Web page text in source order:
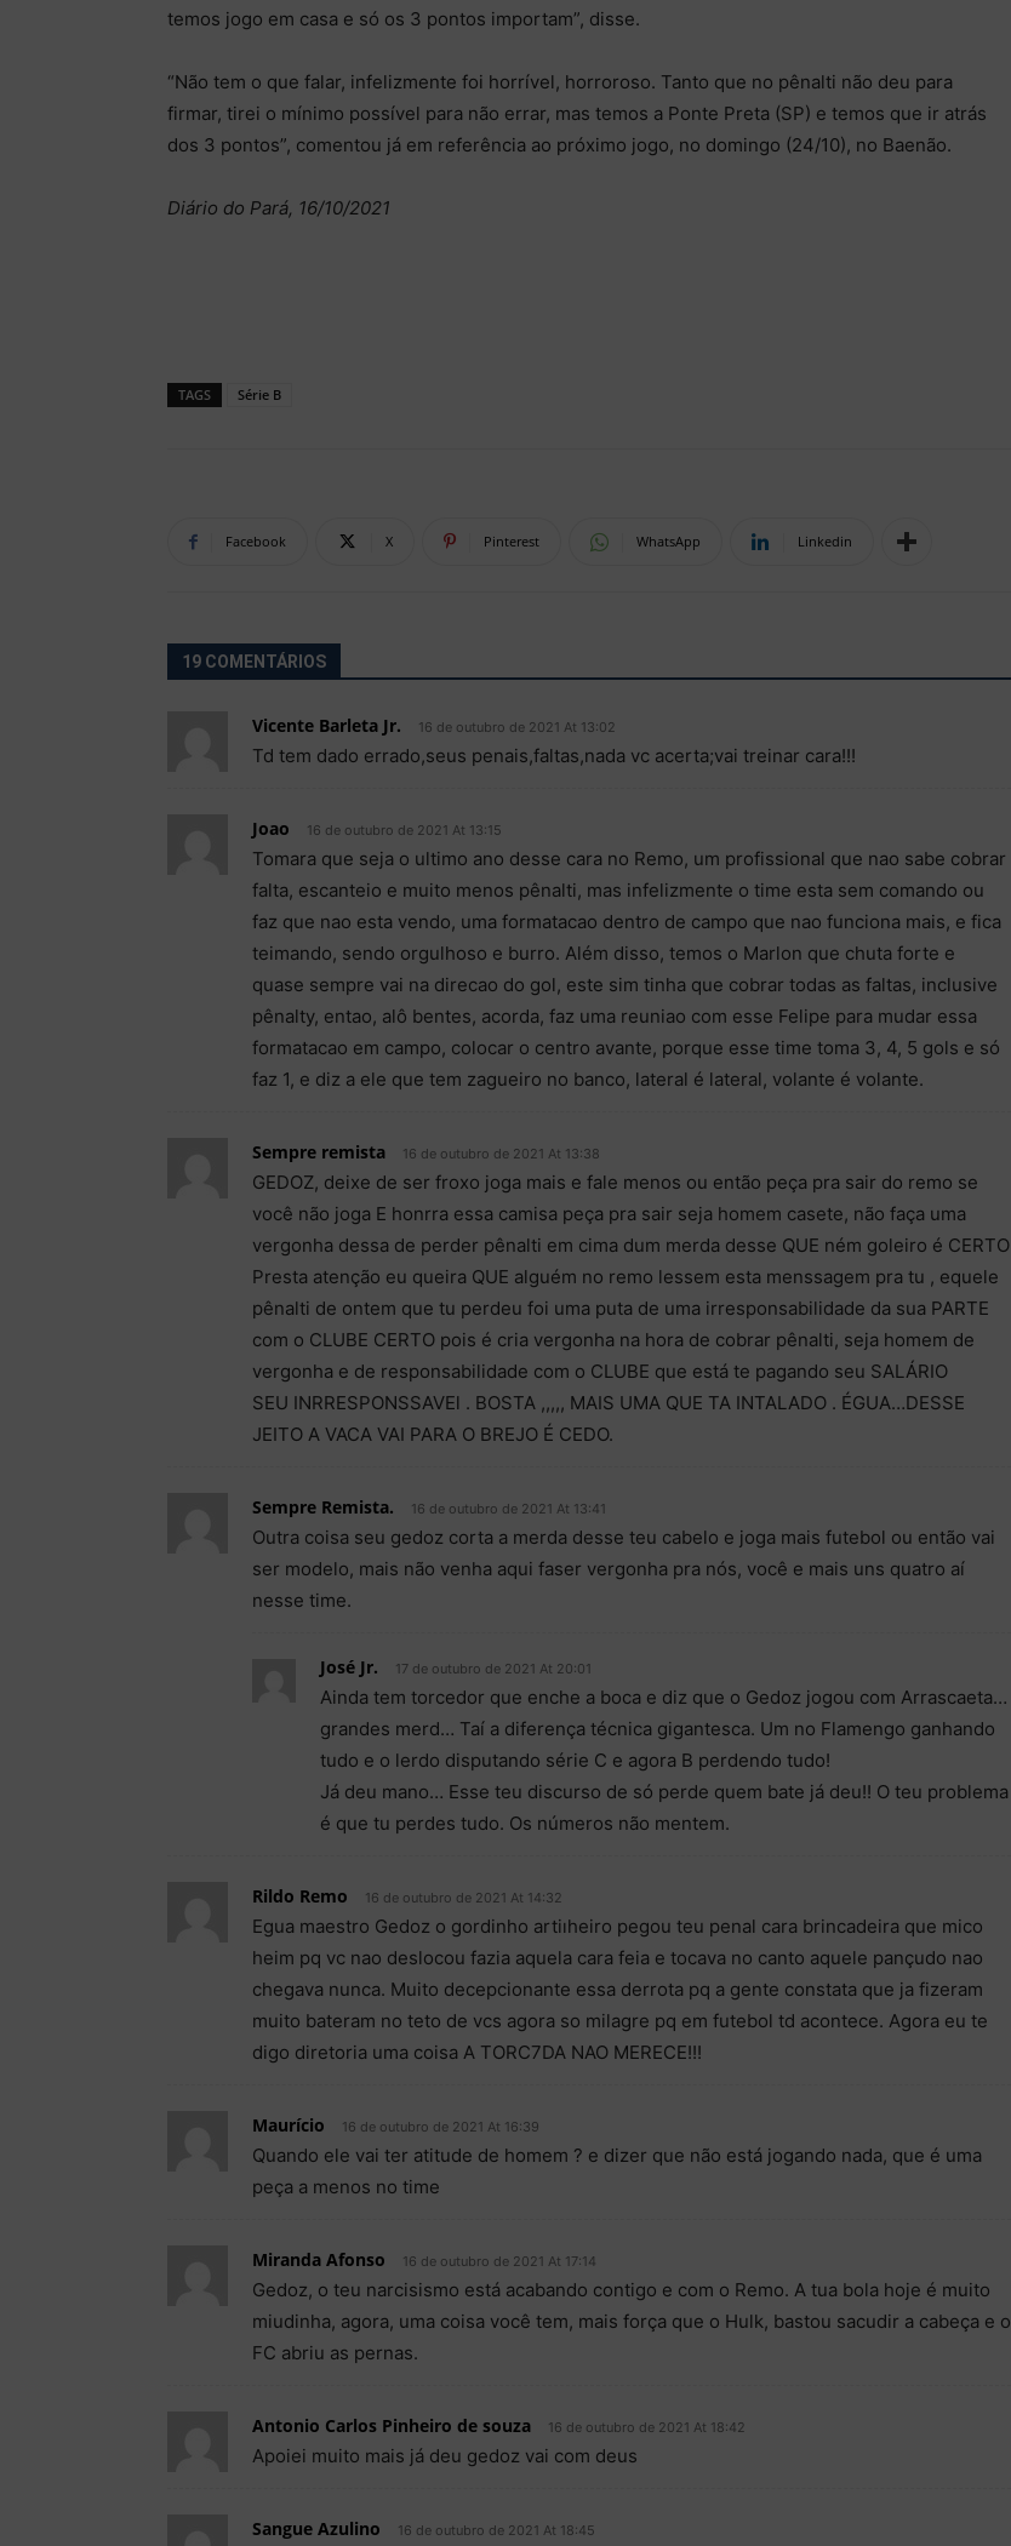
temos jogo em casa e só os 3 pontos importam”, disse.
“Não tem o que falar, infelizmente foi horrível, horroroso. Tanto que no pênalti não deu para
firmar, tirei o mínimo possível para não errar, mas temos a Ponte Preta (SP) e temos que ir atrás
dos 3 pontos”, comentou já em referência ao próximo jogo, no domingo (24/10), no Baenão.
Diário do Pará, 16/10/2021
TAGS Série B
Facebook X Pinterest WhatsApp Linkedin
19 COMENTÁRIOS
Vicente Barleta Jr. 16 de outubro de 2021 At 13:02
Td tem dado errado,seus penais,faltas,nada vc acerta;vai treinar cara!!!
Joao 16 de outubro de 2021 At 13:15
Tomara que seja o ultimo ano desse cara no Remo, um profissional que nao sabe cobrar
falta, escanteio e muito menos pênalti, mas infelizmente o time esta sem comando ou
faz que nao esta vendo, uma formatacao dentro de campo que nao funciona mais, e fica
teimando, sendo orgulhoso e burro. Além disso, temos o Marlon que chuta forte e
quase sempre vai na direcao do gol, este sim tinha que cobrar todas as faltas, inclusive
pênalty, entao, alô bentes, acorda, faz uma reuniao com esse Felipe para mudar essa
formatacao em campo, colocar o centro avante, porque esse time toma 3, 4, 5 gols e só
faz 1, e diz a ele que tem zagueiro no banco, lateral é lateral, volante é volante.
Sempre remista 16 de outubro de 2021 At 13:38
GEDOZ, deixe de ser froxo joga mais e fale menos ou então peça pra sair do remo se
você não joga E honrra essa camisa peça pra sair seja homem casete, não faça uma
vergonha dessa de perder pênalti em cima dum merda desse QUE ném goleiro é CERTO
Presta atenção eu queira QUE alguém no remo lessem esta menssagem pra tu , equele
pênalti de ontem que tu perdeu foi uma puta de uma irresponsabilidade da sua PARTE
com o CLUBE CERTO pois é cria vergonha na hora de cobrar pênalti, seja homem de
vergonha e de responsabilidade com o CLUBE que está te pagando seu SALÁRIO
SEU INRRESPONSSAVEl . BOSTA ,,,,, MAIS UMA QUE TA INTALADO . ÉGUA…DESSE
JEITO A VACA VAI PARA O BREJO É CEDO.
Sempre Remista. 16 de outubro de 2021 At 13:41
Outra coisa seu gedoz corta a merda desse teu cabelo e joga mais futebol ou então vai
ser modelo, mais não venha aqui faser vergonha pra nós, você e mais uns quatro aí
nesse time.
José Jr. 17 de outubro de 2021 At 20:01
Ainda tem torcedor que enche a boca e diz que o Gedoz jogou com Arrascaeta…
grandes merd… Taí a diferença técnica gigantesca. Um no Flamengo ganhando
tudo e o lerdo disputando série C e agora B perdendo tudo!
Já deu mano… Esse teu discurso de só perde quem bate já deu!! O teu problema
é que tu perdes tudo. Os números não mentem.
Rildo Remo 16 de outubro de 2021 At 14:32
Egua maestro Gedoz o gordinho artiıheiro pegou teu penal cara brincadeira que mico
heim pq vc nao deslocou fazia aquela cara feia e tocava no canto aquele pançudo nao
chegava nunca. Muito decepcionante essa derrota pq a gente constata que ja fizeram
muito bateram no teto de vcs agora so milagre pq em futebol td acontece. Agora eu te
digo diretoria uma coisa A TORC7DA NAO MERECE!!!
Maurício 16 de outubro de 2021 At 16:39
Quando ele vai ter atitude de homem ? e dizer que não está jogando nada, que é uma
peça a menos no time
Miranda Afonso 16 de outubro de 2021 At 17:14
Gedoz, o teu narcisismo está acabando contigo e com o Remo. A tua bola hoje é muito
miudinha, agora, uma coisa você tem, mais força que o Hulk, bastou sacudir a cabeça e o
FC abriu as pernas.
Antonio Carlos Pinheiro de souza 16 de outubro de 2021 At 18:42
Apoiei muito mais já deu gedoz vai com deus
Sangue Azulino 16 de outubro de 2021 At 18:45